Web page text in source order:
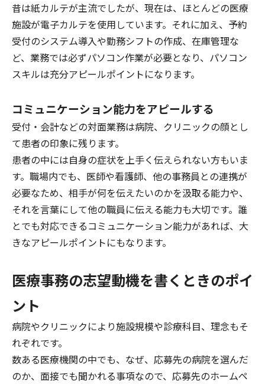
昔は紙カルテが主流でしたが、現在は、ほとんどの医療
施設が電子カルテを使用しています。それに加え、予約
受付のシステム導入や勤務シフトの作成、在庫管理な
ど、業務では必ずパソコン作業が必要となり、パソコン
スキルは充分アピールポイントになります。
コミュニケーション能力をアピールする
受付・会計などの対面業務は病院、クリニックの顔とし
て患者の印象に残ります。
患者の中には自身の症状を上手く伝えられない方もいま
す。職場内でも、医師や看護師、他の事務員との連携が
必要なため、相手が何を伝えたいのかを汲取る能力や、
それを言葉にして他の職員に伝える能力も大切です。誰
とでも対応できるコミュニケーション能力があれば、大
きなアピールポイントにもなります。
医療事務の志望動機を書くときのポイ
ント
病院やクリニックにより施設規模や診療科目、理念もそ
れぞれです。
数ある医療機関の中でも、なぜ、応募先の病院を選んだ
のか、面接でも聞かれる事項なので、応募先のホームペ